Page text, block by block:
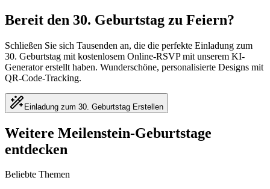
Bereit den 30. Geburtstag zu Feiern?
Schließen Sie sich Tausenden an, die die perfekte Einladung zum
30. Geburtstag mit kostenlosem Online-RSVP mit unserem KI-
Generator erstellt haben. Wunderschöne, personalisierte Designs mit
QR-Code-Tracking.
Einladung zum 30. Geburtstag Erstellen
Weitere Meilenstein-Geburtstage
entdecken
Beliebte Themen